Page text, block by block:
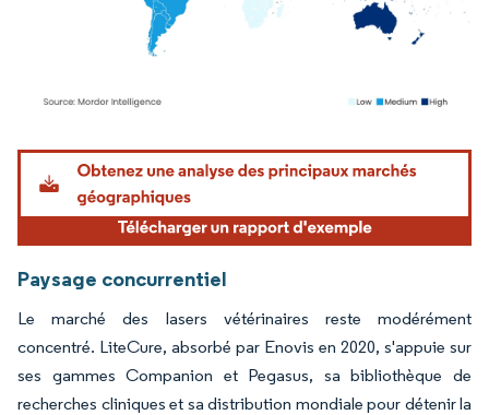
Image © Mordor Intelligence. La réutilisation nécessite une attribution sous CC BY
Paysage concurrentiel
Le marché des lasers vétérinaires reste modérément
concentré. LiteCure, absorbé par Enovis en 2020, s'appuie sur
ses gammes Companion et Pegasus, sa bibliothèque de
recherches cliniques et sa distribution mondiale pour détenir la